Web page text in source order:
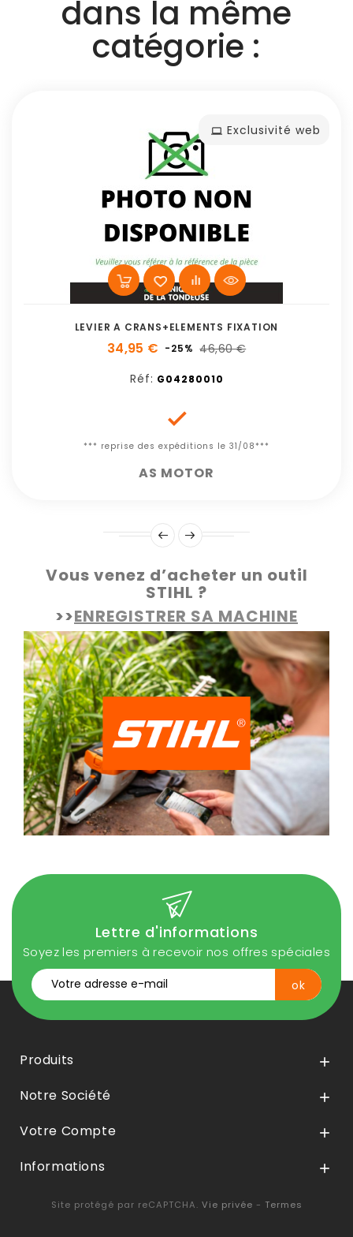
dans la même
catégorie :
Exclusivité web
LEVIER A CRANS+ELEMENTS FIXATION
34,95 € -25% 46,60 €
Réf: G04280010

*** reprise des expéditions le 31/08***
AS MOTOR
Vous venez d’acheter un outil
STIHL ?
>>ENREGISTRER SA MACHINE
Lettre d'informations
Soyez les premiers à recevoir nos offres spéciales
Produits 
Notre Société 
Votre Compte 
Informations 
Site protégé par reCAPTCHA. Vie privée - Termes